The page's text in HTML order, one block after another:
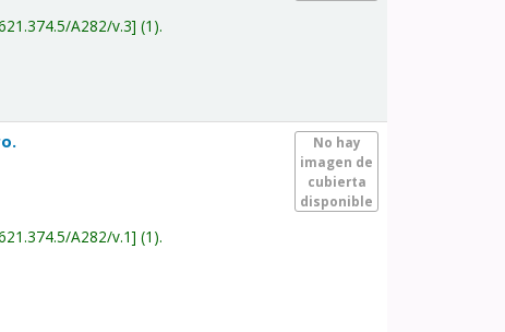
A282/v.3 (1).
No hay
imagen de
cubierta
disponible
A282/v.1 (1).